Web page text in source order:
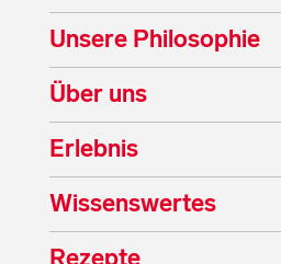
Unsere Philosophie
Über uns
Erlebnis
Wissenswertes
Rezepte